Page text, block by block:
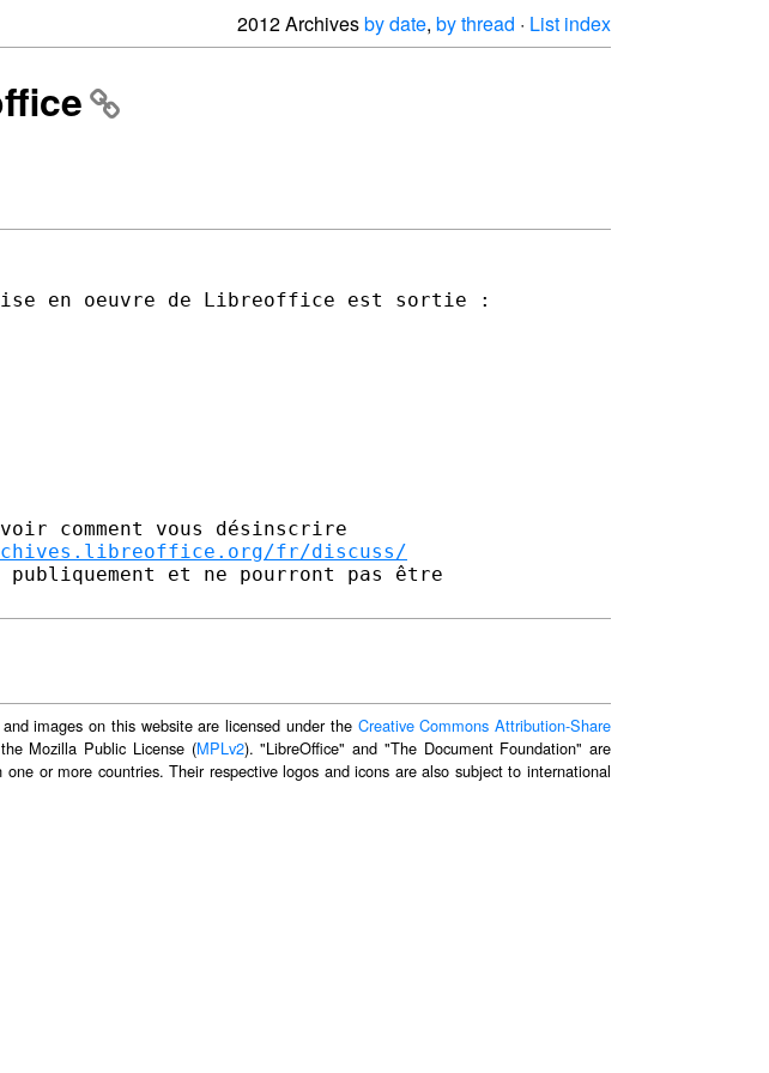
2012 Archivesby date, by thread · List index
en oeuvre de Libreoffice est sortie :
comment vous désinscrire
fr/discuss/
et ne pourront pas être
images on this website are licensed under the Creative Commons Attribution-Share
Mozilla Public License (MPLv2). "LibreOffice" and "The Document Foundation" are
or more countries. Their respective logos and icons are also subject to international